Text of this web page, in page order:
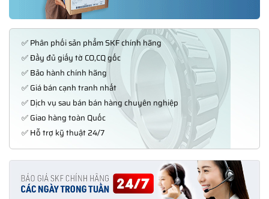
✅ Phân phối sản phẩm SKF chính hãng
✅ Đầy đủ giấy tờ CO,CQ gốc
✅ Bảo hành chính hãng
✅ Giá bán cạnh tranh nhất
✅ Dịch vụ sau bán bán hàng chuyên nghiệp
✅ Giao hàng toàn Quốc
✅ Hỗ trợ kỹ thuật 24/7